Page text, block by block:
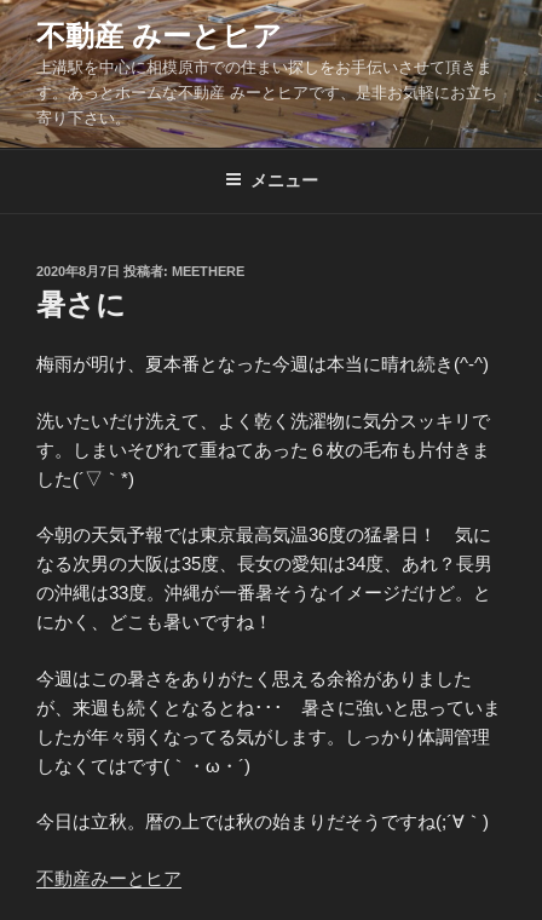
コ
ン
テ
ン
ツ
不動産 みーとヒア
上溝駅を中心に相模原市での住まい探しをお手伝いさせて頂きま
す。あっとホームな不動産 みーとヒアです、是非お気軽にお立ち
寄り下さい。
メニュー
投
稿
日:
2020年8月7日 投稿者: MEETHERE
暑さに
梅雨が明け、夏本番となった今週は本当に晴れ続き(^-^)
洗いたいだけ洗えて、よく乾く洗濯物に気分スッキリで
す。しまいそびれて重ねてあった６枚の毛布も片付きま
した(´▽｀*)
今朝の天気予報では東京最高気温36度の猛暑日！ 気に
なる次男の大阪は35度、長女の愛知は34度、あれ？長男
の沖縄は33度。沖縄が一番暑そうなイメージだけど。と
にかく、どこも暑いですね！
今週はこの暑さをありがたく思える余裕がありました
が、来週も続くとなるとね･･･ 暑さに強いと思っていま
したが年々弱くなってる気がします。しっかり体調管理
しなくてはです(｀・ω・´)
今日は立秋。暦の上では秋の始まりだそうですね(;´∀｀)
不動産みーとヒア